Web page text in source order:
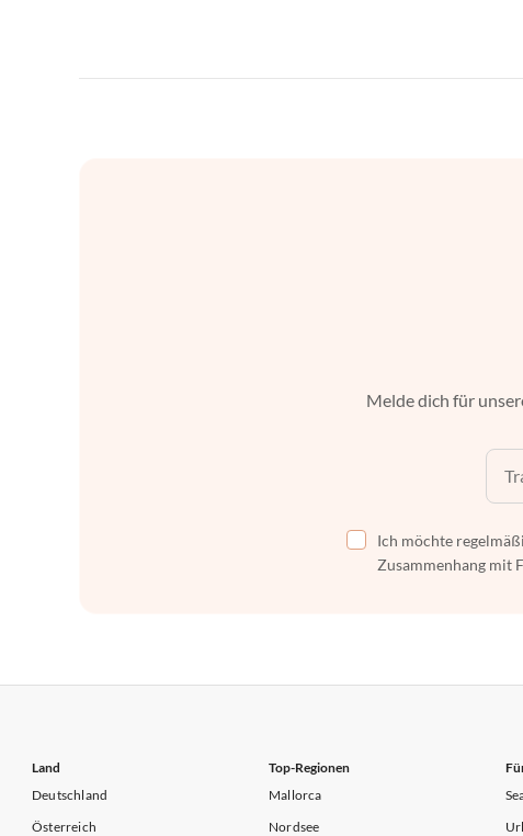
Melde dich für
Ich möchte
Zusammenhang mit
Land
Deutschland
Österreich
Top-Regionen
Mallorca
Nordsee